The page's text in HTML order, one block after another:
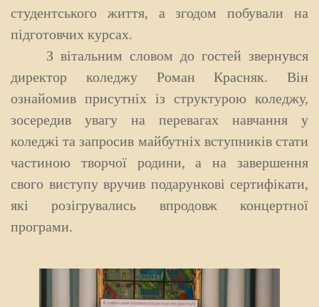
студентського життя, а згодом побували на
підготовчих курсах.
З вітальним словом до гостей звернувся
директор коледжу Роман Красняк. Він
ознайомив присутніх із структурою коледжу,
зосередив увагу на перевагах навчання у
коледжі та запросив майбутніх вступників стати
частиною творчої родини, а на завершення
свого виступу вручив подарункові сертифікати,
які розігрувались впродовж концертної
програми.